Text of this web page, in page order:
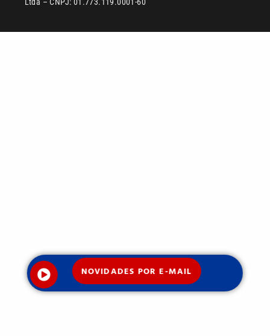
NOVIDADES POR E-MAIL